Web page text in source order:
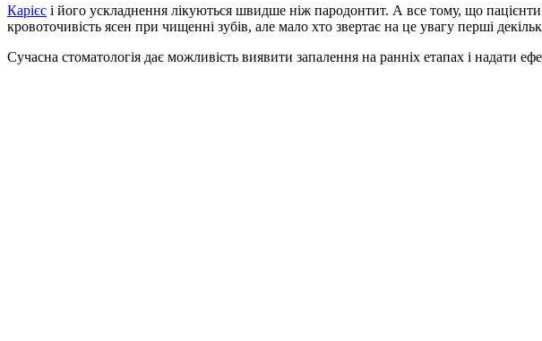
Карієс і його ускладнення лікуються швидше ніж пародонтит. А все тому, що
кровоточивість ясен при чищенні зубів, але мало хто звертає на це увагу перші
Сучасна стоматологія дає можливість виявити запалення на ранніх етапах і надати